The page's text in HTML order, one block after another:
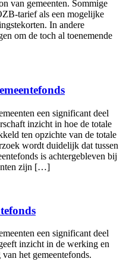
van gemeenten. Sommige
tarief als een mogelijke
In andere
om de toch al toenemende
een significant deel
inzicht in hoe de totale
ten opzichte van de totale
wordt duidelijk dat tussen
is achtergebleven bij
zijn […]
een significant deel
inzicht in de werking en
het gemeentefonds.